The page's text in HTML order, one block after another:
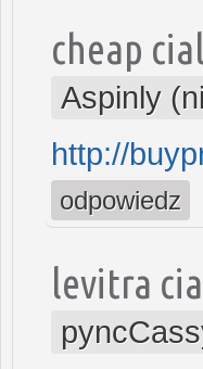
cheap
Aspinly
http://
odpowiedz
levitra